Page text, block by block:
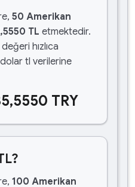
50 Amerikan
TL etmektedir.
hızlıca
tl verilerine
TRY
100 Amerikan